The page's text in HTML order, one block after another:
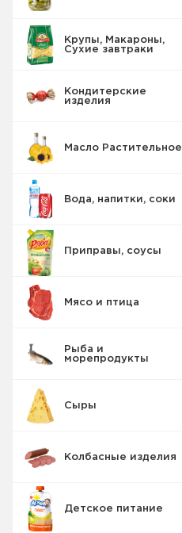
Крупы, Макароны,
Сухие завтраки
Кондитерские
изделия
Масло Растительное
Вода, напитки, соки
Приправы, соусы
Мясо и птица
Рыба и
морепродукты
Сыры
Колбасные изделия
Детское питание